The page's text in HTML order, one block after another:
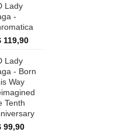
Lady
-
119,90
Lady
- Born
Way
Tenth
99,90